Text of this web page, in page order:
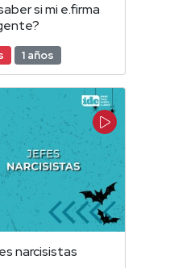
si mi e.firma
1 años
narcisistas